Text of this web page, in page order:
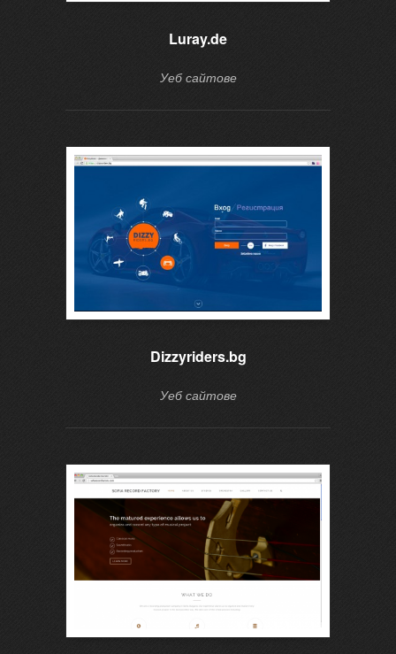
Luray.de
Уеб сайтове
Dizzyriders.bg
Уеб сайтове